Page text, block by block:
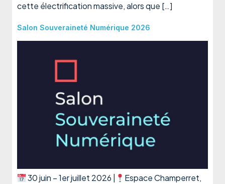
cette électrification massive, alors que […]
Salon Souveraineté Numérique 2026
30 juin – 1er juillet 2026 |
Espace Champerret,